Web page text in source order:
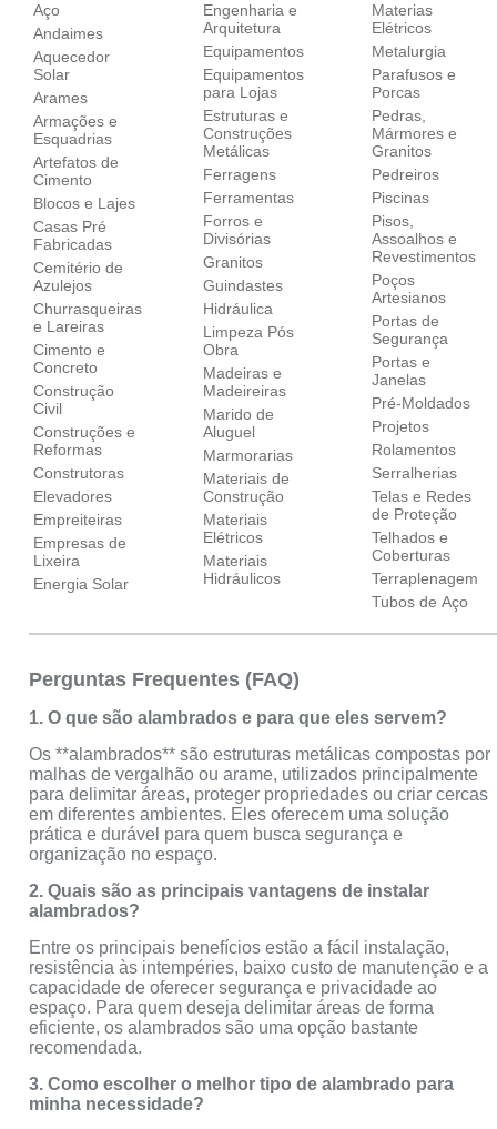
Aço
Andaimes
Aquecedor
Solar
Arames
Armações e
Esquadrias
Artefatos de
Cimento
Blocos e Lajes
Casas Pré
Fabricadas
Cemitério de
Azulejos
Churrasqueiras
e Lareiras
Cimento e
Concreto
Construção
Civil
Construções e
Reformas
Construtoras
Elevadores
Empreiteiras
Empresas de
Lixeira
Energia Solar
Engenharia e
Arquitetura
Equipamentos
Equipamentos
para Lojas
Estruturas e
Construções
Metálicas
Ferragens
Ferramentas
Forros e
Divisórias
Granitos
Guindastes
Hidráulica
Limpeza Pós
Obra
Madeiras e
Madeireiras
Marido de
Aluguel
Marmorarias
Materiais de
Construção
Materiais
Elétricos
Materiais
Hidráulicos
Materias
Elétricos
Metalurgia
Parafusos e
Porcas
Pedras,
Mármores e
Granitos
Pedreiros
Piscinas
Pisos,
Assoalhos e
Revestimentos
Poços
Artesianos
Portas de
Segurança
Portas e
Janelas
Pré-Moldados
Projetos
Rolamentos
Serralherias
Telas e Redes
de Proteção
Telhados e
Coberturas
Terraplenagem
Tubos de Aço
Perguntas Frequentes (FAQ)
1. O que são alambrados e para que eles servem?
Os **alambrados** são estruturas metálicas compostas por
malhas de vergalhão ou arame, utilizados principalmente
para delimitar áreas, proteger propriedades ou criar cercas
em diferentes ambientes. Eles oferecem uma solução
prática e durável para quem busca segurança e
organização no espaço.
2. Quais são as principais vantagens de instalar
alambrados?
Entre os principais benefícios estão a fácil instalação,
resistência às intempéries, baixo custo de manutenção e a
capacidade de oferecer segurança e privacidade ao
espaço. Para quem deseja delimitar áreas de forma
eficiente, os alambrados são uma opção bastante
recomendada.
3. Como escolher o melhor tipo de alambrado para
minha necessidade?